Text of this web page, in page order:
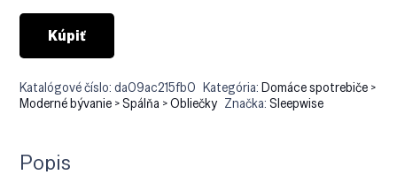
Kúpiť
Katalógové číslo:da09ac215fb0 Kategória:Domáce spotrebiče >
Moderné bývanie > Spálňa > Obliečky Značka:Sleepwise
Popis